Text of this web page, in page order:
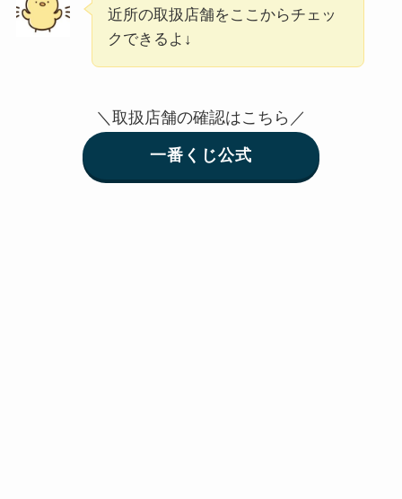
近所の取扱店舗をここからチェッ
クできるよ↓
＼取扱店舗の確認はこちら／
一番くじ公式